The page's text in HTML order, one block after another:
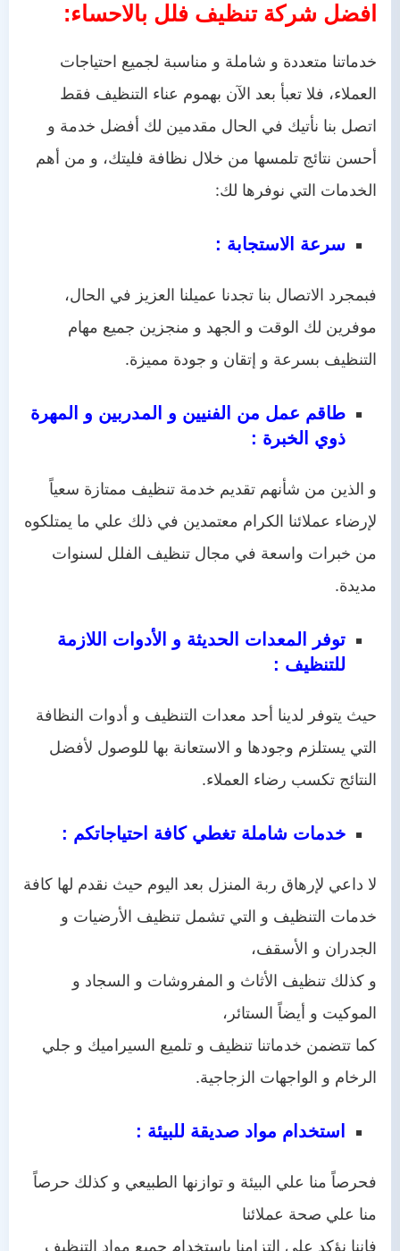
افضل شركة تنظيف فلل بالاحساء:
خدماتنا متعددة و شاملة و مناسبة لجميع احتياجات
العملاء، فلا تعبأ بعد الآن بهموم عناء التنظيف فقط
اتصل بنا نأتيك في الحال مقدمين لك أفضل خدمة و
أحسن نتائج تلمسها من خلال نظافة فليتك، و من أهم
الخدمات التي نوفرها لك:
سرعة الاستجابة :
فبمجرد الاتصال بنا تجدنا عميلنا العزيز في الحال،
موفرين لك الوقت و الجهد و منجزين جميع مهام
التنظيف بسرعة و إتقان و جودة مميزة.
طاقم عمل من الفنيين و المدربين و المهرة
ذوي الخبرة :
و الذين من شأنهم تقديم خدمة تنظيف ممتازة سعياً
لإرضاء عملائنا الكرام معتمدين في ذلك علي ما يمتلكوه
من خبرات واسعة في مجال تنظيف الفلل لسنوات
مديدة.
توفر المعدات الحديثة و الأدوات اللازمة
للتنظيف :
حيث يتوفر لدينا أحد معدات التنظيف و أدوات النظافة
التي يستلزم وجودها و الاستعانة بها للوصول لأفضل
النتائج تكسب رضاء العملاء.
خدمات شاملة تغطي كافة احتياجاتكم :
لا داعي لإرهاق ربة المنزل بعد اليوم حيث نقدم لها كافة
خدمات التنظيف و التي تشمل تنظيف الأرضيات و
الجدران و الأسقف،
و كذلك تنظيف الأثاث و المفروشات و السجاد و
الموكيت و أيضاً الستائر،
كما تتضمن خدماتنا تنظيف و تلميع السيراميك و جلي
الرخام و الواجهات الزجاجية.
استخدام مواد صديقة للبيئة :
فحرصاً منا علي البيئة و توازنها الطبيعي و كذلك حرصاً
منا علي صحة عملائنا
فإننا نؤكد علي التزامنا باستخدام جميع مواد التنظيف